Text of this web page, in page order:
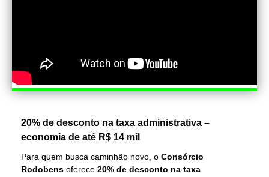
20% de desconto na taxa administrativa –
economia de até R$ 14 mil
Para quem busca caminhão novo, o Consórcio
Rodobens oferece 20% de desconto na taxa